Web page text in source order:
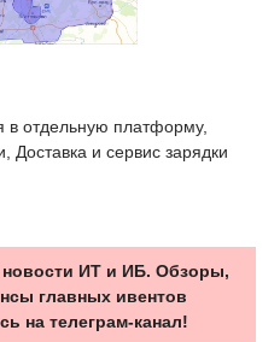
в отдельную платформу,
Доставка и сервис зарядки
ИТ и ИБ. Обзоры,
главных ивентов
на телеграм-канал!